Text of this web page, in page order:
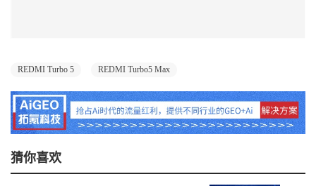
REDMI Turbo 5 REDMI Turbo5 Max
猜你喜欢